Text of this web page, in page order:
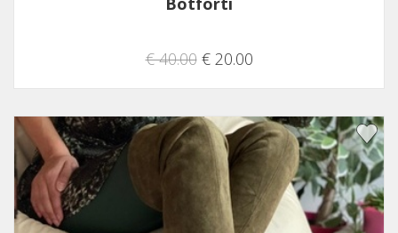
€ 40.00€ 20.00